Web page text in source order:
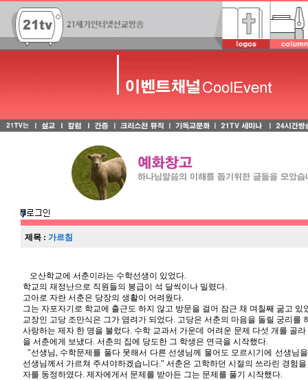
제목 : 가르침
오산학교에 서춘이라는 수학선생이 있었다.
학교의 재정난으로 직원들의 봉급이 석 달씩이나 밀렸다.
고아로 자란 서춘은 당장의 생활이 어려웠다.
그는 자포자기로 학교에 출근도 하지 않고 방문을 걸어 잠근 채 며칠째 굶고 있
교장인 고당 조만식은 그가 염려가 되었다. 고당은 서춘의 마음을 돌릴 궁리를
사랑하는 제자 한 명을 불렀다. 수학 교과서 가운데 어려운 문제 다섯 개를 골
을 서춘에게 보냈다. 서춘의 집에 당도한 그 학생은 연극을 시작했다.
"선생님, 수학문제를 풀다 못해서 다른 선생님께 물어도 모르시기에 선생님
선생님께서 가르쳐 주셔야하겠습니다." 서춘은 고학하던 시절의 쓰라린 경험
자를 동정하였다. 제자에게서 문제를 받아든 그는 문제를 풀기 시작했다.